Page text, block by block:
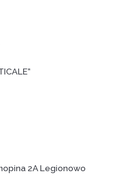
2A Legionowo